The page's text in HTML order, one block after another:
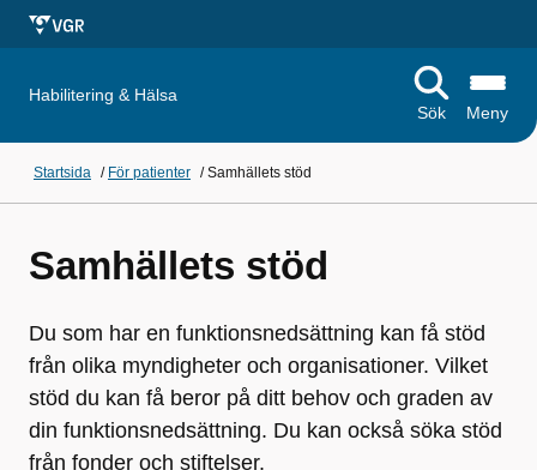
Habilitering & Hälsa
Sök
Meny
Startsida / För patienter /Samhällets stöd
Samhällets stöd
Du som har en funktionsnedsättning kan få stöd
från olika myndigheter och organisationer. Vilket
stöd du kan få beror på ditt behov och graden av
din funktionsnedsättning. Du kan också söka stöd
från fonder och stiftelser.